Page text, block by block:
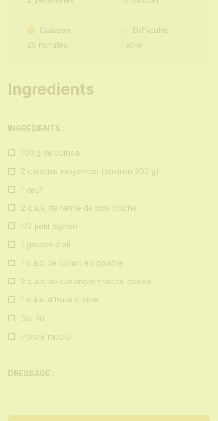
Cuisson :
25 minutes
Difficulté :
Facile
Ingredients
INGRÉDIENTS :
100 g de quinoa
2 carottes moyennes (environ 200 g)
1 œuf
2 c.à.s. de farine de pois chiche
1/2 petit oignon
1 gousse d'ail
1 c.à.c. de cumin en poudre
2 c.à.s. de coriandre fraîche ciselée
1 c.à.s. d'huile d'olive
Sel fin
Poivre moulu
DRESSAGE :